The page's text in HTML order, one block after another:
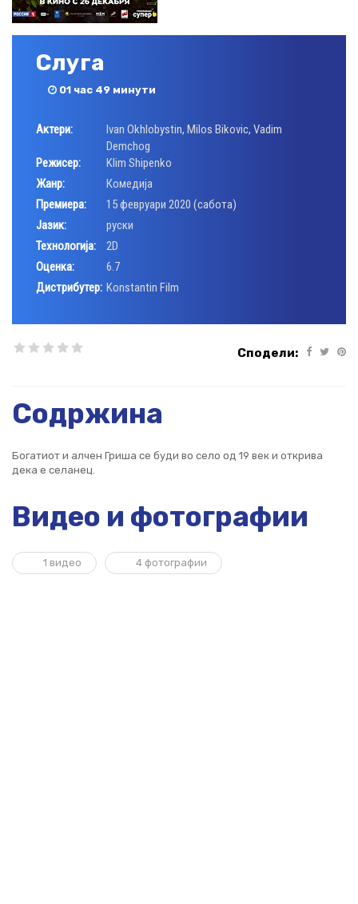
Слуга
01 час 49 минути
Актери: Ivan Okhlobystin, Milos Bikovic, Vadim
Demchog
Режисер:
Klim Shipenko
Жанр:
Комедија
Премиера:
15 февруари 2020 (сабота)
Јазик:
руски
Технологија:
2D
Оценка:
6.7
Дистрибутер: Konstantin Film
Сподели:
Содржина
Богатиот и алчен Гриша се буди во село од 19 век и открива
дека е селанец.
Видео и фотографии
1 видео 4 фотографии